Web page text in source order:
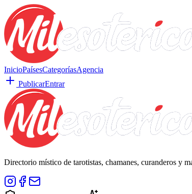
InicioPaísesCategoríasAgencia
PublicarEntrar
Directorio místico de tarotistas, chamanes, curanderos y